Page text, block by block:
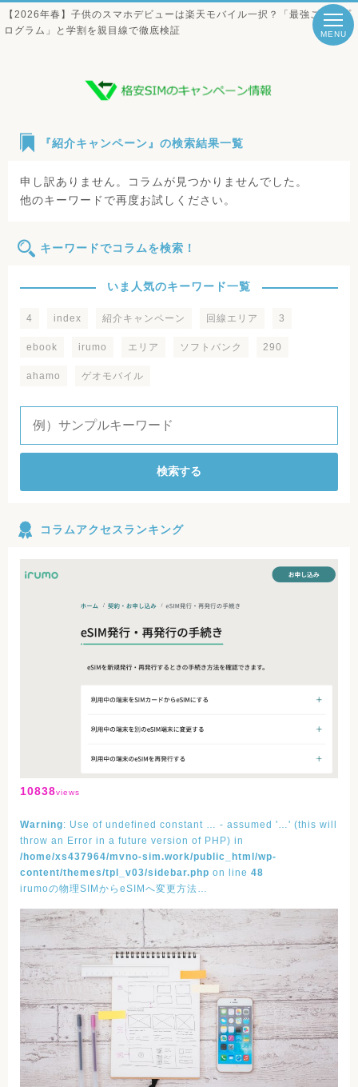
【2026年春】子供のスマホデビューは楽天モバイル一択？「最強こどもプ
ログラム」と学割を親目線で徹底検証
MENU
『紹介キャンペーン』の検索結果一覧
申し訳ありません。コラムが見つかりませんでした。
他のキーワードで再度お試しください。
キーワードでコラムを検索！
いま人気のキーワード一覧
4 index 紹介キャンペーン 回線エリア 3
ebook irumo エリア ソフトバンク 290
ahamo ゲオモバイル
検索する
コラムアクセスランキング
10838views
Warning: Use of undefined constant … - assumed '…' (this will
throw an Error in a future version of PHP) in
/home/xs437964/mvno-sim.work/public_html/wp-
content/themes/tpl_v03/sidebar.php on line 48
irumoの物理SIMからeSIMへ変更方法…